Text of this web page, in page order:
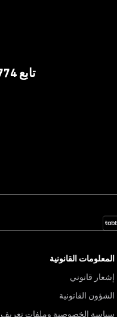
تابع 1774
المعلومات القانونية
إشعار قانوني
الشؤون القانونية
سياسة الخصوصية وملفات تعريف